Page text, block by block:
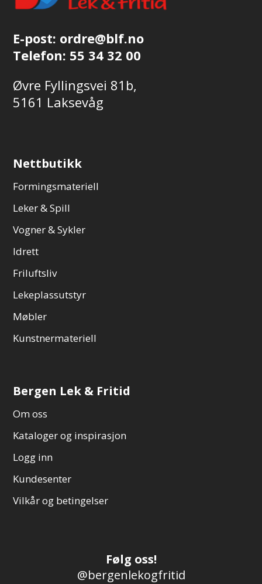
E-post: ordre@blf.no
Telefon: 55 34 32 00
Øvre Fyllingsvei 81b,
5161 Laksevåg
Nettbutikk
Formingsmateriell
Leker & Spill
Vogner & Sykler
Idrett
Friluftsliv
Lekeplassutstyr
Møbler
Kunstnermateriell
Bergen Lek & Fritid
Om oss
Kataloger og inspirasjon
Logg inn
Kundesenter
Vilkår og betingelser
Følg oss!
@bergenlekogfritid